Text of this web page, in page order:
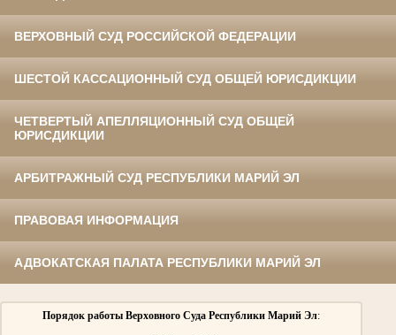
ВЕРХОВНЫЙ СУД РОССИЙСКОЙ ФЕДЕРАЦИИ
ШЕСТОЙ КАССАЦИОННЫЙ СУД ОБЩЕЙ ЮРИСДИКЦИИ
ЧЕТВЕРТЫЙ АПЕЛЛЯЦИОННЫЙ СУД ОБЩЕЙ
ЮРИСДИКЦИИ
АРБИТРАЖНЫЙ СУД РЕСПУБЛИКИ МАРИЙ ЭЛ
ПРАВОВАЯ ИНФОРМАЦИЯ
АДВОКАТСКАЯ ПАЛАТА РЕСПУБЛИКИ МАРИЙ ЭЛ
Порядок работы Верховного Суда Республики Марий Эл: